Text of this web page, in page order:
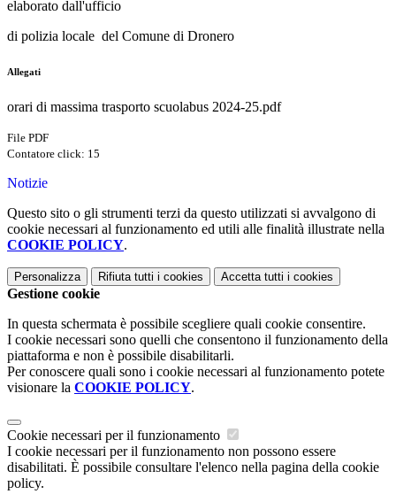
elaborato dall'ufficio
di polizia locale del Comune di Dronero
Allegati
orari di massima trasporto scuolabus 2024-25.pdf
File PDF
Contatore click: 15
Notizie
Questo sito o gli strumenti terzi da questo utilizzati si avvalgono di
cookie necessari al funzionamento ed utili alle finalità illustrate nella
COOKIE POLICY.
Personalizza Rifiuta tutti i cookies Accetta tutti i cookies
Gestione cookie
In questa schermata è possibile scegliere quali cookie consentire.
I cookie necessari sono quelli che consentono il funzionamento della
piattaforma e non è possibile disabilitarli.
Per conoscere quali sono i cookie necessari al funzionamento potete
visionare la COOKIE POLICY.
Cookie necessari per il funzionamento
I cookie necessari per il funzionamento non possono essere
disabilitati. È possibile consultare l'elenco nella pagina della cookie
policy.